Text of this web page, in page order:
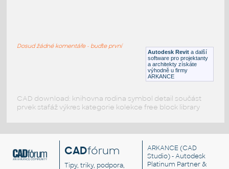
HM CanvasStorage FF10 WoodFreestandingPedestal
Autodesk Revit a další
software pro projektanty
a architekty získáte
výhodně u firmy
ARKANCE
Dosud žádné komentáře - buďte první
CAD download: knihovna rodina symbol detail součást
prvek stafáž výkres kategorie kolekce free block library
CADfórum
Tipy, triky, podpora,
ARKANCE (CAD
Studio) - Autodesk
Platinum Partner &